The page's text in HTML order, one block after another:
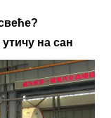
на сан